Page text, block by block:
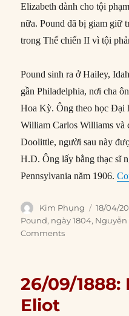
Elizabeth dành cho tội
nữa. Pound đã bị giam giữ
trong Thế chiến II vì tội
Pound sinh ra ở Hailey,
gần Philadelphia, nơi cha
Hoa Kỳ. Ông theo học Đại
William Carlos Williams và
Doolittle, người sau này
H.D. Ông lấy bằng thạc sĩ
Pennsylvania năm 1906.
Author
Kim Phụng
Posted
on
18/04/
Pound, ngày 1804, Nguyễn
Comments
26/09/1888:
Eliot